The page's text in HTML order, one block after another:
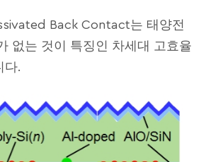
Back Contact는 태양전
없는 것이 특징인 차세대 고효율
다.